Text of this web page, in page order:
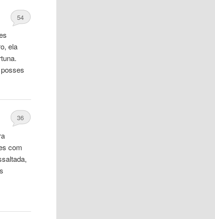
54
ela
36
com